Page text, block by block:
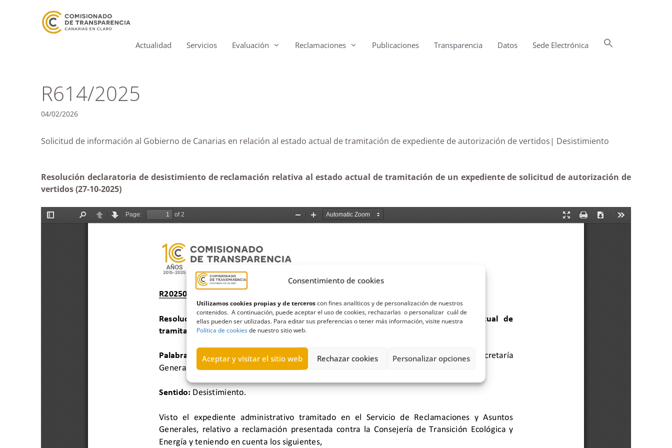
Consentimiento de cookies
Utilizamos cookies propias y de terceroscon fines analíticos y de personalización de nuestros
contenidos. A continuación, puede aceptar el uso de cookies, rechazarlas o personalizar cuál de
ellas pueden ser utilizadas. Para editar sus preferencias o tener más información, visite nuestra
Política de cookiesde nuestro sitio web.
Aceptar y visitar el sitio web Rechazar cookies Personalizar opciones
Actualidad Servicios Evaluación Reclamaciones Publicaciones Transparencia Datos Sede Electrónica
R614/2025
04/02/2026
Solicitud de información al Gobierno de Canarias en relación al estado actual de tramitación de expediente de autorización de vertidos| Desistimiento
Resolución declaratoria de desistimiento de reclamación relativa al estado actual de tramitación de un expediente de solicitud de autorización de
vertidos (27-10-2025)